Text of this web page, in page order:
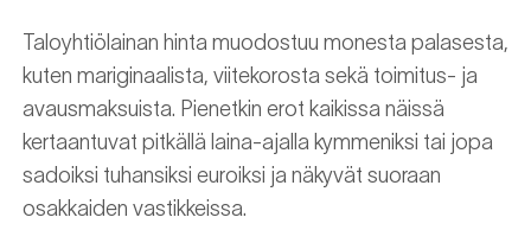
Taloyhtiölainan hinta muodostuu monesta palasesta,
kuten mariginaalista, viitekorosta sekä toimitus- ja
avausmaksuista. Pienetkin erot kaikissa näissä
kertaantuvat pitkällä laina-ajalla kymmeniksi tai jopa
sadoiksi tuhansiksi euroiksi ja näkyvät suoraan
osakkaiden vastikkeissa.